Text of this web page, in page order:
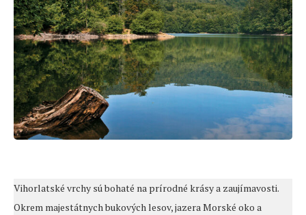
Vihorlatské vrchy sú bohaté na prírodné krásy a zaujímavosti.
Okrem majestátnych bukových lesov, jazera Morské oko a